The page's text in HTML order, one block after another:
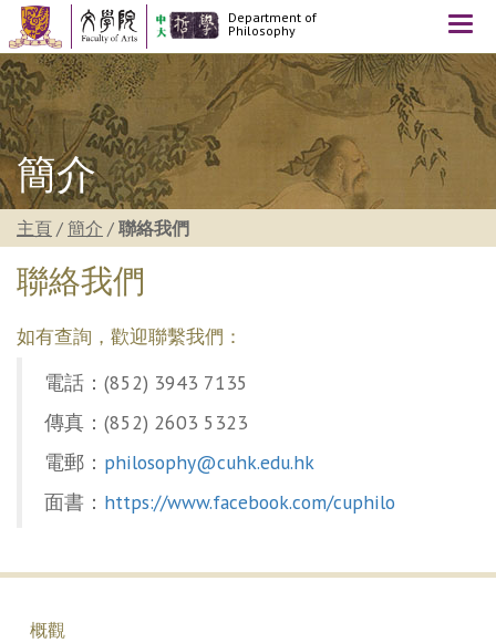
Department of
Philosophy
簡介
主頁 / 簡介 / 聯絡我們
聯絡我們
如有查詢，歡迎聯繫我們：
電話：(852) 3943 7135
傳真：(852) 2603 5323
電郵： philosophy@cuhk.edu.hk
面書： https://www.facebook.com/cuphilo
概觀